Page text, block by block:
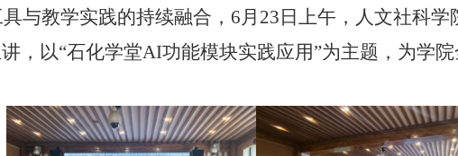
与教学实践的持续融合，6月23日上午，人文社科
，以“石化学堂AI功能模块实践应用”为主题，为学